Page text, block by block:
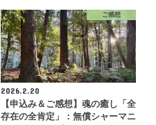
ご感想
2026.2.20
【申込み＆ご感想】魂の癒し「全
存在の全肯定」：無償シャーマニ